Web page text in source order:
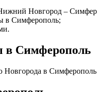
Новгород –
в Симферополь;
в Симферополь
в Симферополь